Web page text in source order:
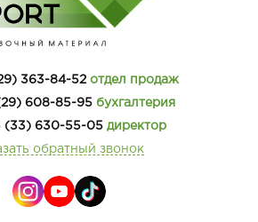
363-84-52 отдел продаж
608-85-95бухгалтерия
(33) 630-55-05директор
обратный звонок